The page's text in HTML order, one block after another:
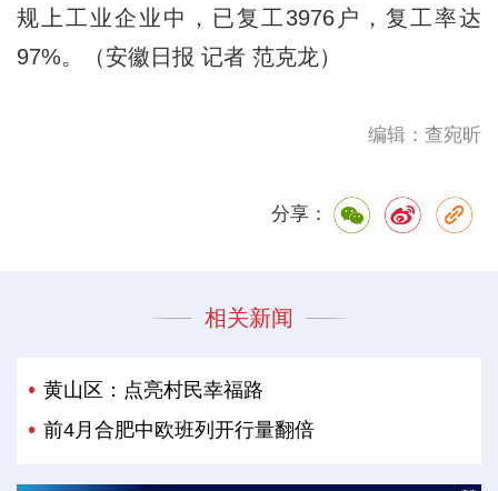
规上工业企业中，已复工3976户，复工率达
97%。（安徽日报 记者 范克龙）
编辑：查宛昕
分享：
相关新闻
黄山区：点亮村民幸福路
前4月合肥中欧班列开行量翻倍